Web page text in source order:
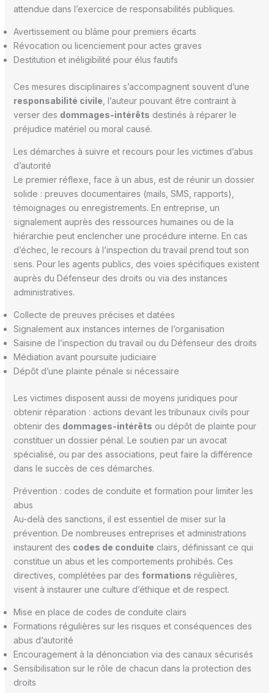
attendue dans l’exercice de responsabilités publiques.
Avertissement ou blâme pour premiers écarts
Révocation ou licenciement pour actes graves
Destitution et inéligibilité pour élus fautifs
Ces mesures disciplinaires s’accompagnent souvent d’une
responsabilité civile , l’auteur pouvant être contraint à
verser des dommages-intérêts destinés à réparer le
préjudice matériel ou moral causé.
Les démarches à suivre et recours pour les victimes d’abus
d’autorité
Le premier réflexe, face à un abus, est de réunir un dossier
solide : preuves documentaires (mails, SMS, rapports),
témoignages ou enregistrements. En entreprise, un
signalement auprès des ressources humaines ou de la
hiérarchie peut enclencher une procédure interne. En cas
d’échec, le recours à l’inspection du travail prend tout son
sens. Pour les agents publics, des voies spécifiques existent
auprès du Défenseur des droits ou via des instances
administratives.
Collecte de preuves précises et datées
Signalement aux instances internes de l’organisation
Saisine de l’inspection du travail ou du Défenseur des droits
Médiation avant poursuite judiciaire
Dépôt d’une plainte pénale si nécessaire
Les victimes disposent aussi de moyens juridiques pour
obtenir réparation : actions devant les tribunaux civils pour
obtenir des dommages-intérêts ou dépôt de plainte pour
constituer un dossier pénal. Le soutien par un avocat
spécialisé, ou par des associations, peut faire la différence
dans le succès de ces démarches.
Prévention : codes de conduite et formation pour limiter les
abus
Au-delà des sanctions, il est essentiel de miser sur la
prévention. De nombreuses entreprises et administrations
instaurent des codes de conduite clairs, définissant ce qui
constitue un abus et les comportements prohibés. Ces
directives, complétées par des formations régulières,
visent à instaurer une culture d’éthique et de respect.
Mise en place de codes de conduite clairs
Formations régulières sur les risques et conséquences des
abus d’autorité
Encouragement à la dénonciation via des canaux sécurisés
Sensibilisation sur le rôle de chacun dans la protection des
droits